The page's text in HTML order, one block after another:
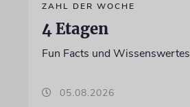
ZAHL DER WOCHE
4 Etagen
Fun Facts und Wissenswertes
05.08.2026